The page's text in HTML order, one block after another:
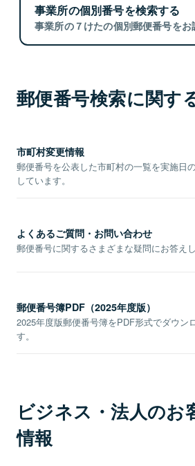
事業所の個別番号を検索する
事業所の７けたの個別郵便番号をお
郵便番号検索に関す
市町村変更情報
郵便番号を公表した市町村の一覧を実施日
しています。
よくあるご質問・お問い合わせ
郵便番号に関するさまざまな疑問にお答えし
郵便番号簿PDF（2025年度版）
2025年度版郵便番号簿をPDF形式でダウン
す。
ビジネス・法人のお
情報